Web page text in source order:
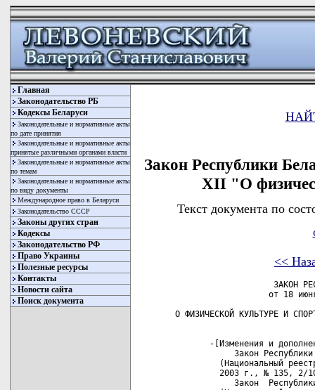
Главная
Законодательство РБ
Кодексы Беларуси
Законодательные и нормативные акты
по дате принятия
Законодательные и нормативные акты
принятые различными органами власти
Законодательные и нормативные акты
по темам
Законодательные и нормативные акты
по виду документы
Международное право в Беларуси
Законодательство СССР
Законы других стран
Кодексы
Законодательство РФ
Право Украины
Полезные ресурсы
Контакты
Новости сайта
Поиск документа
Закон Республики
XII "О
Текст документа по
<<
ЗАКОН РЕСПУБЛИКИ БЕЛАРУСЬ
                   от 18 июня 1993 г. № 2445-XII

О ФИЗИЧЕСКОЙ КУЛЬТУРЕ И СПОРТЕ


       -[Изменения и дополнения:
            Закон Республики  Беларусь  от 29 ноября 2003 г. № 251-З 
         (Национальный реестр правовых  актов  Республики  Беларусь, 
         2003 г., № 135, 2/1000)- новая редакция; 
            Закон  Республики  Беларусь от 19  июля 2006 г.  № 150-З 
         (Национальный реестр правовых  актов Республики  Беларусь,
         2002 г., № 141, 2/904).]


     Настоящий Закон  определяет  правовые  и  экономические  основы
деятельности  в  сфере  физической  культуры и спорта,  направлен на
создание  условий  для   развития   физкультурно-оздоровительной   и
спортивно-массовой работы, а также проведения спортивных мероприятий
в Республике Беларусь и  участия  спортсменов  (команд  спортсменов)
Республики Беларусь в международных спортивных соревнованиях.

                              ГЛАВА 1
                          ОБЩИЕ ПОЛОЖЕНИЯ

     Статья 1. Основные термины, используемые в настоящем Законе

     В настоящем Законе используются следующие основные термины:
     физическая культура  -  составная  часть общей культуры,  сфера
социально-культурной деятельности, представляющая собой совокупность
духовных   и  материальных  ценностей,  создаваемых  и  используемых
обществом в целях физического развития  человека,  совершенствования
его двигательной активности, направленная на укрепление его здоровья
и способствующая гармоничному развитию личности;
     спорт -  социально-культурная  деятельность,  осуществляемая  в
форме соревнований и подготовки к участию в соревнованиях;
     физическое воспитание   -   часть   образовательного  процесса,
направленного на развитие  физических  способностей  и  приобретение
знаний   в   сфере   физической   культуры  и  спорта,  формирование
двигательных навыков;
     физическая подготовка - деятельность,  направленная на развитие
физических  способностей  и  двигательных  навыков  с  учетом   вида
деятельности подготовляемого;
     олимпийское движение Беларуси - составная часть  международного
олимпийского  движения,  целью  которого  являются  пропаганда  идей
олимпизма,   развитие    спорта    и    укрепление    международного
сотрудничества;
     паралимпийское движение    Беларуси    -    составная     часть
международного  паралимпийского  движения,  целью  которого является
укрепление      международного      спортивного       сотрудничества
спортсменов-инвалидов;
     спортсмен -  физическое   лицо,   систематически   занимающееся
избранным  видом  (видами) спорта,  принимающее участие в спортивных
соревнованиях;
     коллектив   физической  культуры  -  добровольное   объединение
граждан    без    образования   юридического  лица,  создаваемое   в
организациях  для  подготовки к спортивным соревнованиям и участия в
них;
     спортивные мероприятия - спортивные соревнования и подготовка к
ним;
     физкультурно-спортивные  сооружения  - объекты, предназначенные
для проведения занятий физической культурой и спортом.

     Статья 2. Законодательство о физической культуре и спорте

     1. Законодательство  Республики  Беларусь о физической культуре
и спорте  основывается  на Конституции Республики Беларусь и состоит
из  настоящего  Закона  и  иных  актов  законодательства  Республики
Беларусь.
     2. Если  вступившим  в  силу международным договором Республики
Беларусь  установлены  иные  правила,  чем  те,  которые  содержатся
в настоящем Законе, то применяются нормы международного договора.

     Статья 3. Государственная политика в сфере физической культуры
               и спорта

     Государственная  политика  в сфере физической культуры и спорта
предусматривает:
     вовлечение граждан в занятия физической культурой и спортом;
     учет интересов   граждан   при    разработке    и    реализации
государственных  и  местных  программ развития физической культуры и
спорта;
     поддержку физической культуры и спорта;
     взаимодействие    государственных    органов   с   Национальным
олимпийским  комитетом Республики Беларусь, Паралимпийским комитетом
Республики    Беларусь,    национальными    федерациями    (союзами,
ассоциациями) по виду (видам) спорта, иными организациями физической
культуры и спорта.

     Статья 4. Государственные и местные программы развития
               физической культуры и спорта

     1. Государственная  поддержка  физической  культуры  и   спорта
осуществляется    в  соответствии  с  государственными  и   местными
программами развития физической культуры и спорта.
     2. Государственные   программы  развития  физической   культуры
и спорта  утверждаются  Правительством  Республики Беларусь, местные
программы    развития  физической  культуры  и  спорта  -   местными
исполнительными  и  распорядительными  органами. Указанные программы
принимаются не менее чем на четыре года.

     Статья 5. Финансирование физической культуры и спорта

     Финансирование  физической  культуры и спорта осуществляется за
счет  средств  республиканского  и  местных  бюджетов,   организаций
физической  культуры  и  спорта  и  иных  источников, не запрещенных
законодательством.

     Статья 6. Право граждан Республики Беларусь на занятие
               физической культурой и спортом

     1. Каждый  гражданин Республики Беларусь имеет право на занятие
физической культурой и спортом.
     2. Право  граждан  Республики  Беларусь  на  занятие физической
культурой   и  спортом  обеспечивается  государственными   органами,
организациями  физической  культуры  и  спорта, иными организациями,
осуществляющими  деятельность  в сфере физической культуры и спорта,
посредством:
     2.1. развития   физической  культуры  и  спорта  в   Республике
Беларусь;
     2.2. поддержки    олимпийского    и  паралимпийского   движений
Беларуси;
     2.3. проведения        физкультурно-оздоровительной           и
спортивно-массовой работы с гражданами;
     2.4. проведения    спортивных  мероприятий,  в  том  числе   по
подготовке  к  участию  спортсменов  в  Олимпийских  играх,   других
международных спортивных соревнованиях и участию в них;
     2.5. проведения